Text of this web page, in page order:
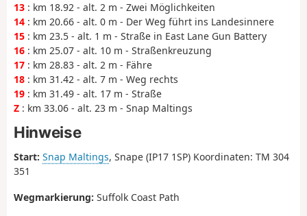
13 : km 18.92 - alt. 2 m - Zwei Möglichkeiten
14 : km 20.66 - alt. 0 m - Der Weg führt ins Landesinnere
15 : km 23.5 - alt. 1 m - Straße in East Lane Gun Battery
16 : km 25.07 - alt. 10 m - Straßenkreuzung
17 : km 28.83 - alt. 2 m - Fähre
18 : km 31.42 - alt. 7 m - Weg rechts
19 : km 31.49 - alt. 17 m - Straße
Z : km 33.06 - alt. 23 m - Snap Maltings
Hinweise
Start: Snap Maltings, Snape (IP17 1SP) Koordinaten: TM 304
351
Wegmarkierung: Suffolk Coast Path